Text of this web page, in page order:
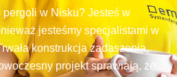
w Nisku? Jesteś w
jesteśmy specjalistami w
konstrukcja zadaszenia,
projekt sprawiają, że